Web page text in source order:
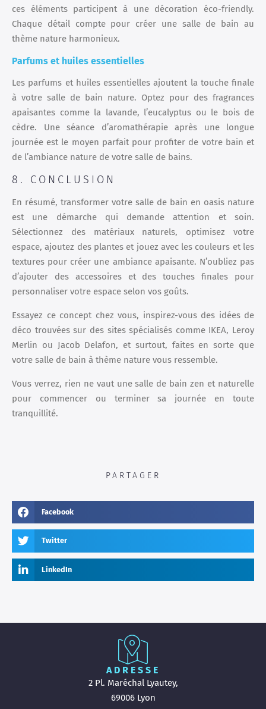
ces éléments participent à une décoration éco-friendly.
Chaque détail compte pour créer une salle de bain au
thème nature harmonieux.
Parfums et huiles essentielles
Les parfums et huiles essentielles ajoutent la touche finale
à votre salle de bain nature. Optez pour des fragrances
apaisantes comme la lavande, l’eucalyptus ou le bois de
cèdre. Une séance d’aromathérapie après une longue
journée est le moyen parfait pour profiter de votre bain et
de l’ambiance nature de votre salle de bains.
8. CONCLUSION
En résumé, transformer votre salle de bain en oasis nature
est une démarche qui demande attention et soin.
Sélectionnez des matériaux naturels, optimisez votre
espace, ajoutez des plantes et jouez avec les couleurs et les
textures pour créer une ambiance apaisante. N’oubliez pas
d’ajouter des accessoires et des touches finales pour
personnaliser votre espace selon vos goûts.
Essayez ce concept chez vous, inspirez-vous des idées de
déco trouvées sur des sites spécialisés comme IKEA, Leroy
Merlin ou Jacob Delafon, et surtout, faites en sorte que
votre salle de bain à thème nature vous ressemble.
Vous verrez, rien ne vaut une salle de bain zen et naturelle
pour commencer ou terminer sa journée en toute
tranquillité.
PARTAGER
Facebook
Twitter
LinkedIn
ADRESSE
2 Pl. Maréchal Lyautey,
69006 Lyon